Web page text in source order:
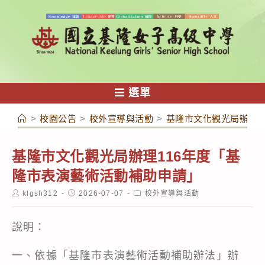
容
選單
> 校園公告 > 校外宣導與活動 > 基隆市文化觀光局辦理
基隆市文化觀光局辦理116年度「基
隆市表演藝術活動補助申請」
Postklgsh312
Post2026-07-07
Post校外宣導與活動
說明：
一、依據「基隆市表演藝術活動補助辦法」辦